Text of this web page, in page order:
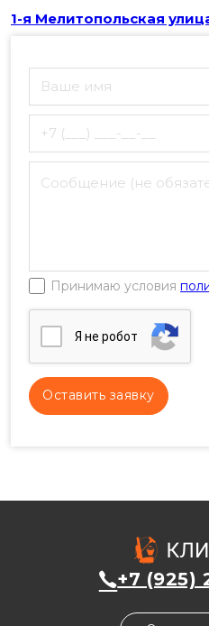
1-я Мелитопольская
Принимаю условия
Я нe poбoт
+7 (925)